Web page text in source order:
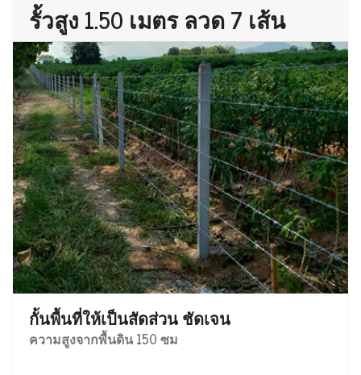
รั้วสูง 1.50 เมตร ลวด 7 เส้น
กั้นพื้นที่ให้เป็นสัดส่วน ชัดเจน
ความสูงจากพื้นดิน 150 ซม